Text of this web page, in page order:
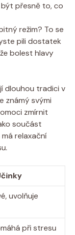
přesně to, co
režim? To se
pili dostatek
bolest hlavy
dlouhou tradici v
známý svými
zmírnit
součást
relaxační
uvolňuje
při stresu